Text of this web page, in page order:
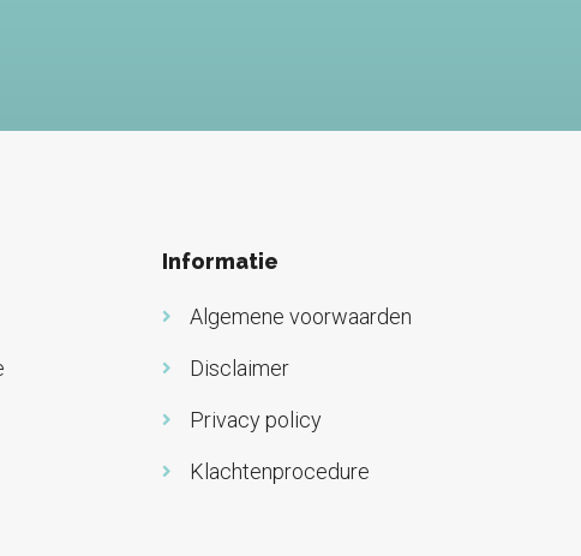
Informatie
Algemene voorwaarden
Disclaimer
Privacy policy
Klachtenprocedure